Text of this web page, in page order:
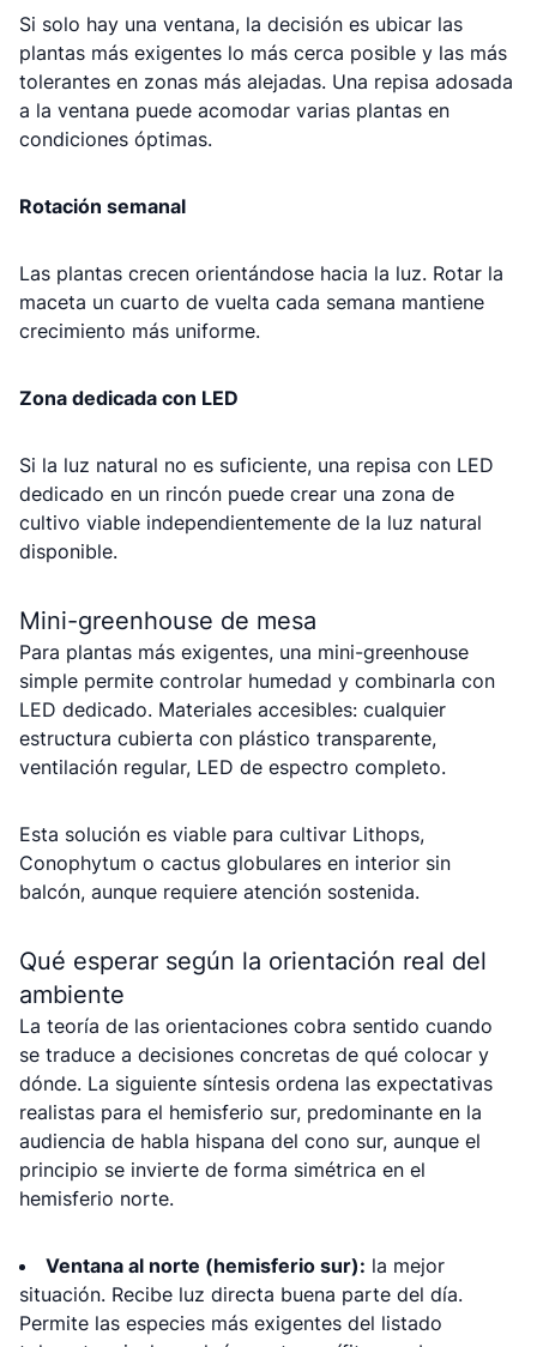
Si solo hay una ventana, la decisión es ubicar las
plantas más exigentes lo más cerca posible y las más
tolerantes en zonas más alejadas. Una repisa adosada
a la ventana puede acomodar varias plantas en
condiciones óptimas.
Rotación semanal
Las plantas crecen orientándose hacia la luz. Rotar la
maceta un cuarto de vuelta cada semana mantiene
crecimiento más uniforme.
Zona dedicada con LED
Si la luz natural no es suficiente, una repisa con LED
dedicado en un rincón puede crear una zona de
cultivo viable independientemente de la luz natural
disponible.
Mini-greenhouse de mesa
Para plantas más exigentes, una mini-greenhouse
simple permite controlar humedad y combinarla con
LED dedicado. Materiales accesibles: cualquier
estructura cubierta con plástico transparente,
ventilación regular, LED de espectro completo.
Esta solución es viable para cultivar Lithops,
Conophytum o cactus globulares en interior sin
balcón, aunque requiere atención sostenida.
Qué esperar según la orientación real del
ambiente
La teoría de las orientaciones cobra sentido cuando
se traduce a decisiones concretas de qué colocar y
dónde. La siguiente síntesis ordena las expectativas
realistas para el hemisferio sur, predominante en la
audiencia de habla hispana del cono sur, aunque el
principio se invierte de forma simétrica en el
hemisferio norte.
Ventana al norte (hemisferio sur): la mejor
situación. Recibe luz directa buena parte del día.
Permite las especies más exigentes del listado